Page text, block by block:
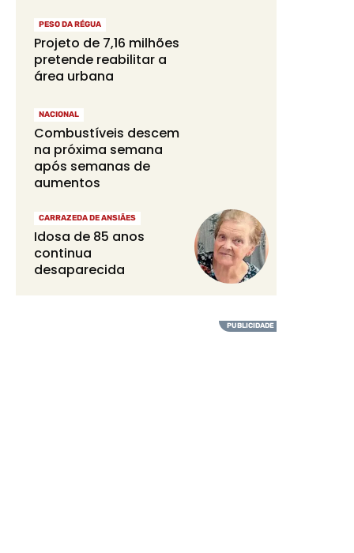
PESO DA RÉGUA
Projeto de 7,16 milhões
pretende reabilitar a
área urbana
NACIONAL
Combustíveis descem
na próxima semana
após semanas de
aumentos
CARRAZEDA DE ANSIÃES
Idosa de 85 anos
continua
desaparecida